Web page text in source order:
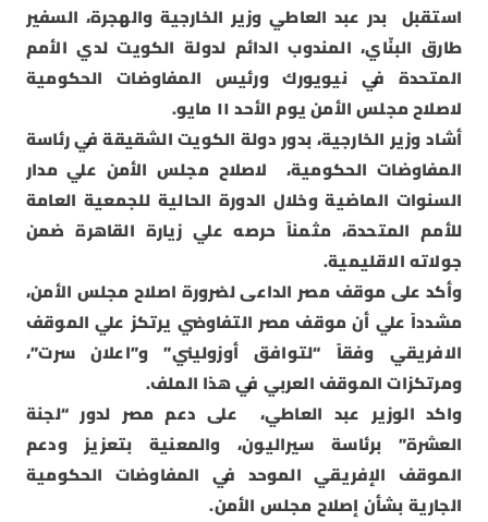
استقبل بدر عبد العاطي وزير الخارجية والهجرة، السفير
طارق البنّاي، المندوب الدائم لدولة الكويت لدي الأمم
المتحدة في نيويورك ورئيس المفاوضات الحكومية
لاصلاح مجلس الأمن يوم الأحد ١١ مايو.
أشاد وزير الخارجية، بدور دولة الكويت الشقيقة في رئاسة
المفاوضات الحكومية، لاصلاح مجلس الأمن علي مدار
السنوات الماضية وخلال الدورة الحالية للجمعية العامة
للأمم المتحدة، مثمناً حرصه علي زيارة القاهرة ضمن
جولاته الاقليمية.
وأكد على موقف مصر الداعى لضرورة اصلاح مجلس الأمن،
مشدداً علي أن موقف مصر التفاوضي يرتكز علي الموقف
الافريقي وفقاً “لتوافق أوزوليني” و”اعلان سرت”،
ومرتكزات الموقف العربي في هذا الملف.
واكد الوزير عبد العاطي، على دعم مصر لدور “لجنة
العشرة” برئاسة سيراليون، والمعنية بتعزيز ودعم
الموقف الإفريقي الموحد في المفاوضات الحكومية
الجارية بشأن إصلاح مجلس الأمن.